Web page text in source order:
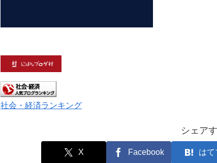
社会・経済ランキング
シェア
X Facebook はて